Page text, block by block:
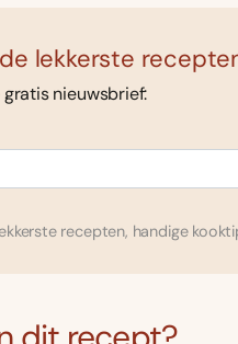
lekkerste
nieuwsbrief:
recepten, handige